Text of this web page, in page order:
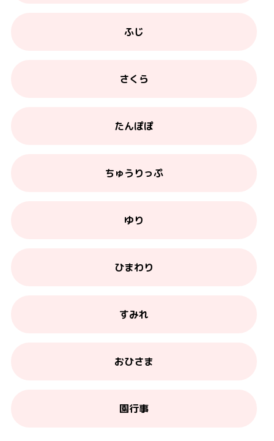
ふじ
さくら
たんぽぽ
ちゅうりっぷ
ゆり
ひまわり
すみれ
おひさま
園行事